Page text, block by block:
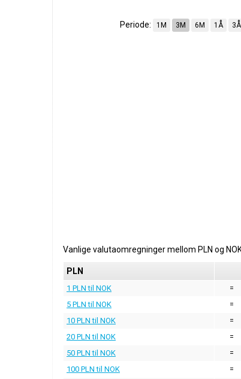
Periode: 1M 3M 6M 1Å 3Å
Vanlige valutaomregninger mellom PLN og
PLN
1 PLN til NOK =
5 PLN til NOK
=
10 PLN til NOK
=
20 PLN til NOK
=
50 PLN til NOK
=
100 PLN til NOK
=